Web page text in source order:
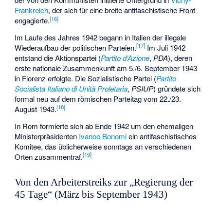
Frankreich, der sich für eine breite antifaschistische Front
engagierte.[16]
Im Laufe des Jahres 1942 begann in Italien der illegale
Wiederaufbau der politischen Parteien.[17] Im Juli 1942
entstand die Aktionspartei (Partito d’Azione, PDA), deren
erste nationale Zusammenkunft am 5./6. September 1943
in Florenz erfolgte. Die Sozialistische Partei (Partito
Socialista Italiano di Unità Proletaria, PSIUP) gründete sich
formal neu auf dem römischen Parteitag vom 22./23.
August 1943.[18]
In Rom formierte sich ab Ende 1942 um den ehemaligen
Ministerpräsidenten Ivanoe Bonomiein antifaschistisches
Komitee, das üblicherweise sonntags an verschiedenen
Orten zusammentraf.[19]
Von den Arbeiterstreiks zur „Regierung der
45 Tage“ (März bis September 1943)